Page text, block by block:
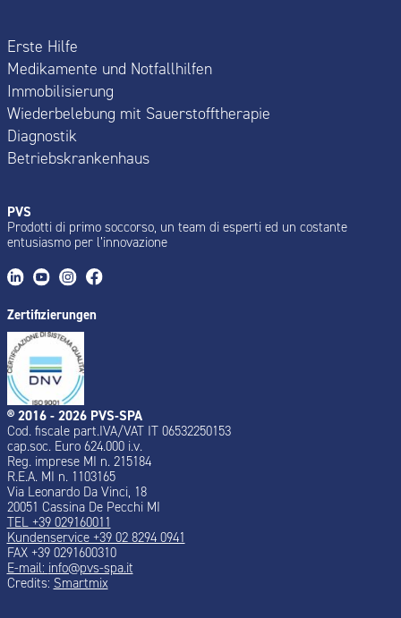
Erste Hilfe
Medikamente und Notfallhilfen
Immobilisierung
Wiederbelebung mit Sauerstofftherapie
Diagnostik
Betriebskrankenhaus
PVS
Prodotti di primo soccorso, un team di esperti ed un costante
entusiasmo per l’innovazione
Zertifizierungen
® 2016 - 2026 PVS-SPA
Cod. fiscale part.IVA/VAT IT 06532250153
cap.soc. Euro 624.000 i.v.
Reg. imprese MI n. 215184
R.E.A. MI n. 1103165
Via Leonardo Da Vinci, 18
20051 Cassina De Pecchi MI
TEL +39 029160011
Kundenservice +39 02 8294 0941
FAX +39 0291600310
E-mail: info@pvs-spa.it
Credits: Smartmix